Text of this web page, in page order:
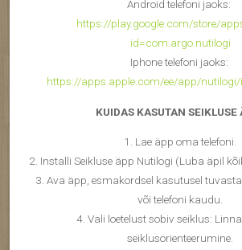
Android telefoni jaoks:
https://play.google.com/store/
id=com.argo.nutilogi
Iphone telefoni jaoks:
https://apps.apple.com/ee/app/
KUIDAS KASUTAN SEIKLUSE
1. Lae äpp oma telefoni.
2. Installi Seikluse äpp Nutilogi (Luba äpil
3. Ava äpp, esmakordsel kasutusel
või telefoni kaudu.
4. Vali loetelust sobiv seiklus:
seiklusorienteerumine.